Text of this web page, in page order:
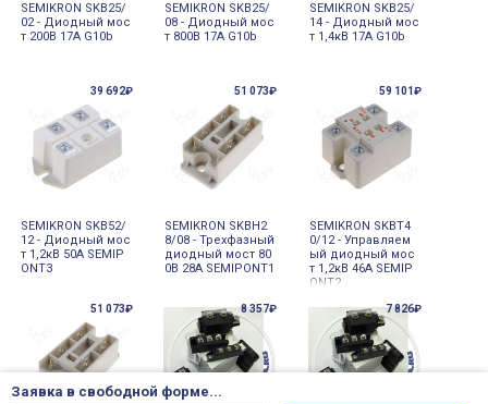
SEMIKRON SKB25/
02 - Диодный мос
т 200В 17А G10b
SEMIKRON SKB25/
08 - Диодный мос
т 800В 17А G10b
SEMIKRON SKB25/
14 - Диодный мос
т 1,4кВ 17А G10b
39 692₽
SEMIKRON SKB52/
12 - Диодный мос
т 1,2кВ 50А SEMIP
ONT3
51 073₽
SEMIKRON SKBH2
8/08 - Трехфазный
диодный мост 80
0В 28А SEMIPONT1
59 101₽
SEMIKRON SKBT4
0/12 - Управляем
ый диодный мос
т 1,2кВ 46А SEMIP
ONT2
51 073₽ 8 357₽ 7 826₽
Заявка в свободной форме...